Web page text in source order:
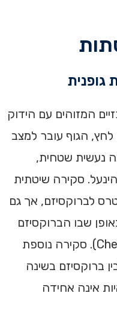
גופנית
המזוהים עם הידוק
לחץ, הגוף עובר למצב
נעשית שטחית,
סקירה שיטתית
לברוקסיזם, אך גם
שבו הברוקסיזם
והסטרס נמדדים (Chemelo, 2020). סקירה נוספת
ברוקסיזם בשינה
אינה אחידה